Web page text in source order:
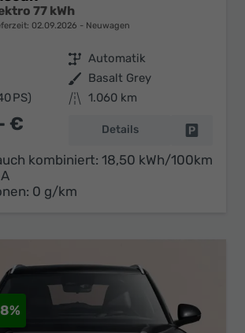
77 kWh
02.09.2026 Neuwagen
Getriebe Automatik
Außenfarbe Basalt Grey
PS) Kilometerstand 1.060 km
€ Details
kombiniert: 18,50 kWh/100km
A
0 g/km